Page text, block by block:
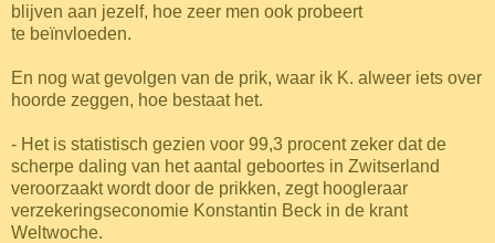
blijven aan jezelf, hoe zeer men ook probeert
te beïnvloeden.
En nog wat gevolgen van de prik, waar ik K. alweer iets over
hoorde zeggen, hoe bestaat het.
- Het is statistisch gezien voor 99,3 procent zeker dat de
scherpe daling van het aantal geboortes in Zwitserland
veroorzaakt wordt door de prikken, zegt hoogleraar
verzekeringseconomie Konstantin Beck in de krant
Weltwoche.